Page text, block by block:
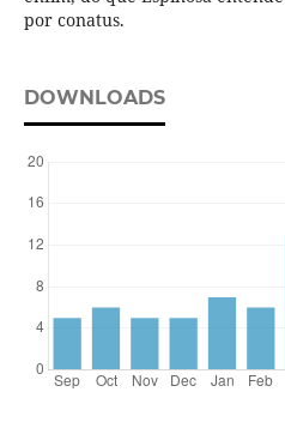
por conatus.
DOWNLOADS